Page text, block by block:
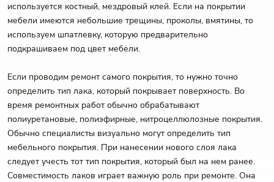
используется костный, мездровый клей. Если на покрытии
мебели имеются небольшие трещины, проколы, вмятины, то
используем шпатлевку, которую предварительно
подкрашиваем под цвет мебели.
Если проводим ремонт самого покрытия, то нужно точно
определить тип лака, который покрывает поверхность. Во
время ремонтных работ обычно обрабатывают
полиуретановые, полиэфирные, нитроцеллюлозные покрытия.
Обычно специалисты визуально могут определить тип
мебельного покрытия. При нанесении нового слоя лака
следует учесть тот тип покрытия, который был на нем ранее.
Совместимость лаков играет важную роль при ремонте. Она